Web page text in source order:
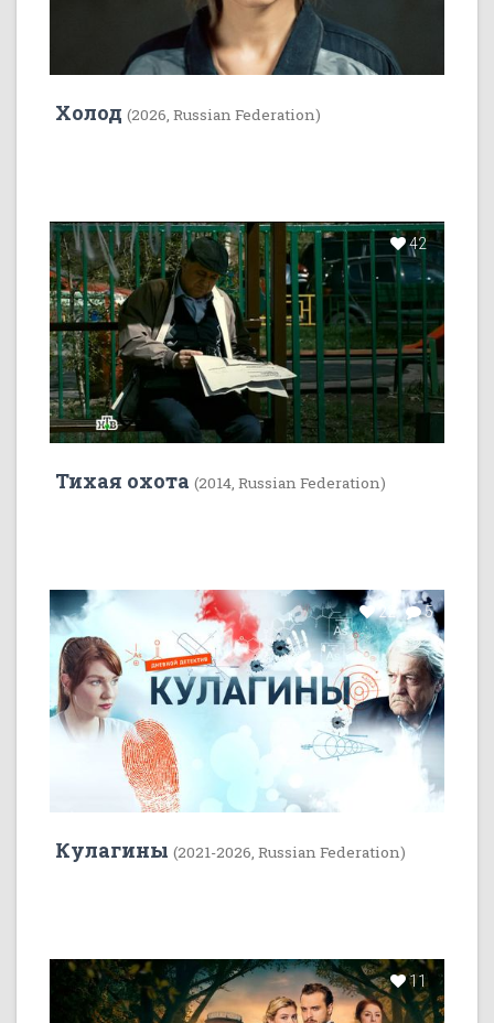
Холод (2026, Russian Federation)
42
Тихая охота (2014, Russian Federation)
22 5
Кулагины (2021-2026, Russian Federation)
11